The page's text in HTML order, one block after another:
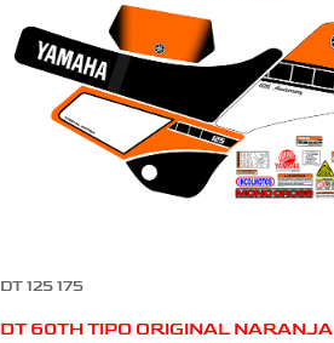
DT 125 175
DT 60TH TIPO ORIGINAL NARANJA